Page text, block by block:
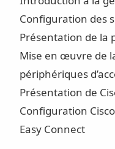
Configuration des
Présentation de la
Mise en œuvre de
périphériques
Présentation de
Configuration
Easy Connect